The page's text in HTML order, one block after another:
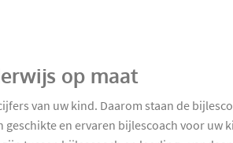
op maat
van uw kind. Daarom staan de
en ervaren bijlescoach voor uw